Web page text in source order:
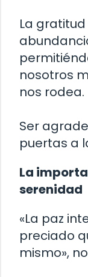
La
nosotros
nos rodea.
Ser
puertas a
La
serenidad
«La paz
preciado
mismo»,